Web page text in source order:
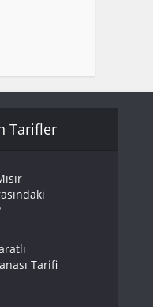
Tarifler
Tarifi